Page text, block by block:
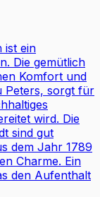
ist ein
Die gemütlich
Komfort und
Peters, sorgt für
wird. Die
sind gut
dem Jahr 1789
Charme. Ein
den Aufenthalt